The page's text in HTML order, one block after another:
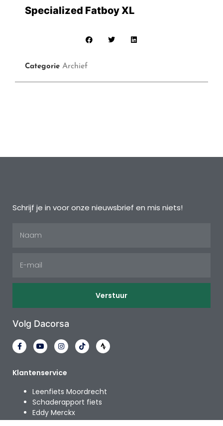
Specialized Fatboy XL
Categorie Archief
Schrijf je in voor onze nieuwsbrief en mis niets!
Verstuur
Volg Dacorsa
Klantenservice
Leenfiets Moordrecht
Schaderapport fiets
Eddy Merckx
Shimano crankinspectie